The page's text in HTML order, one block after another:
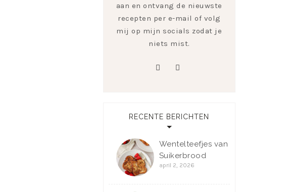
aan en ontvang de nieuwste
recepten per e-mail of volg
mij op mijn socials zodat je
niets mist.
RECENTE BERICHTEN
Wentelteefjes van
Suikerbrood
april 2, 2026